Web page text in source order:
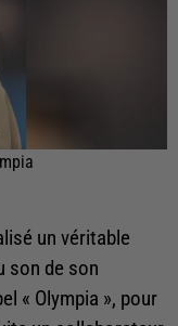
un véritable
son de son
« Olympia », pour